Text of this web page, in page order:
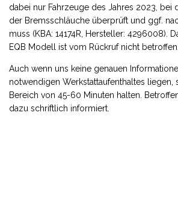
dabei nur Fahrzeuge des Jahres 2023, bei
der Bremsschläuche überprüft und ggf.
muss (KBA: 14174R, Hersteller: 4296008).
EQB Modell ist vom Rückruf nicht betroffen.
Auch wenn uns keine genauen
notwendigen Werkstattaufenthaltes liegen,
Bereich von 45-60 Minuten halten.
dazu schriftlich informiert.